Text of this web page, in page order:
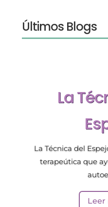
Últimos Blogs
La
La Técnica del
terapeútica que
Leer